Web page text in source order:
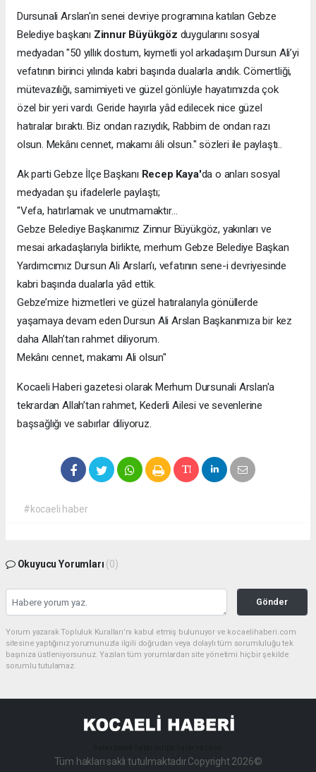
Dursunali Arslan'ın senei devriye programına katılan Gebze
Belediye başkanı Zinnur Büyükgöz duygularını sosyal
medyadan "50 yıllık dostum, kıymetli yol arkadaşım Dursun Ali’yi
vefatının birinci yılında kabri başında dualarla andık. Cömertliği,
mütevazılığı, samimiyeti ve güzel gönlüyle hayatımızda çok
özel bir yeri vardı. Geride hayırla yâd edilecek nice güzel
hatıralar bıraktı. Biz ondan razıydık, Rabbim de ondan razı
olsun. Mekânı cennet, makamı âli olsun." sözleri ile paylaştı..
Ak parti Gebze İlçe Başkanı Recep Kaya'da o anları sosyal
medyadan şu ifadelerle paylaştı;
"Vefa, hatırlamak ve unutmamaktır…
Gebze Belediye Başkanımız Zinnur Büyükgöz, yakınları ve
mesai arkadaşlarıyla birlikte, merhum Gebze Belediye Başkan
Yardımcımız Dursun Ali Arslan’ı, vefatının sene-i devriyesinde
kabri başında dualarla yâd ettik.
Gebze’mize hizmetleri ve güzel hatıralarıyla gönüllerde
yaşamaya devam eden Dursun Ali Arslan Başkanımıza bir kez
daha Allah’tan rahmet diliyorum.
Mekânı cennet, makamı Ali olsun"
Kocaeli Haberi gazetesi olarak Merhum Dursunali Arslan'a
tekrardan Allah’tan rahmet, Kederli Ailesi ve sevenlerine
başsağlığı ve sabırlar diliyoruz.
#kocaeli haber
Okuyucu Yorumları (0)
Gönder
Yorum yazarak Topluluk Kuralları’nı kabul etmiş bulunuyor ve kocaelihaberi.com
sitesine yaptığınız yorumunuzla ilgili doğrudan veya dolaylı tüm sorumluluğu tek
başınıza üstleniyorsunuz. Yazılan tüm yorumlardan site yönetimi hiçbir şekilde
sorumlu tutulamaz.
Tüm hakları saklı tutulmaktadır.Copyright 2026©